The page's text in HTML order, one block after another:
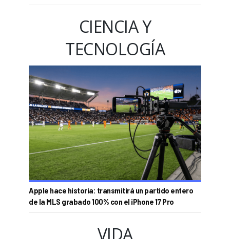
CIENCIA Y
TECNOLOGÍA
Apple hace historia: transmitirá un partido entero
de la MLS grabado 100% con el iPhone 17 Pro
VIDA